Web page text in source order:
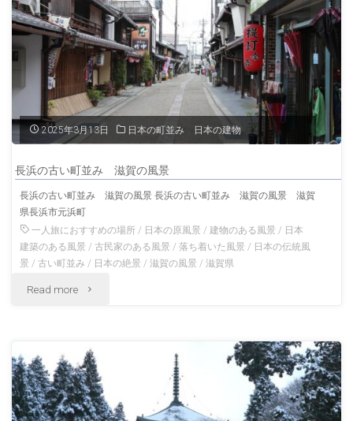
賀
大
社
滋
の
神
社
風
景"
2025年3月13日 日本の町並み 日本の建物
長浜の古い町並み 滋賀の風景
長浜の古い町並み 滋賀の風景 長浜の古い町並み 滋賀の風景 滋賀
県長浜市元浜町
一人旅におすすめの場所 / 日本の原風景 /建物のある風景 / 日本
建築のある風景 /古民家のある風景 /落ち着いた風景 / 日本の伝統風
景 /古い町並み / 日本の絶景 /滋賀の風景 /滋賀県
Read more "長
の
古
い